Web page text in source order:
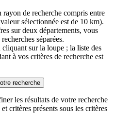
de recherche compris entre
sélectionnée est de 10 km).
sur deux départements, vous
séparées.
sur la loupe ; la liste des
à vos critères de recherche est
recherche
les résultats de votre recherche
critères présents sous les critères